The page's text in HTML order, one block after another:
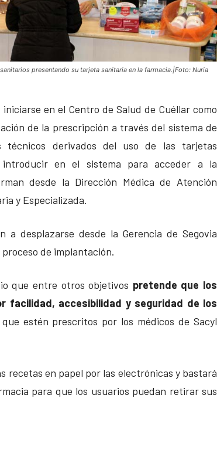
presentando su tarjeta sanitaria en la farmacia.|Foto: Nuria
en el Centro de Salud de Cuéllar como
de la prescripción a través del sistema de
técnicos derivados del uso de las tarjetas
en el sistema para acceder a la
desde la Dirección Médica de Atención
y Especializada.
a desplazarse desde la Gerencia de Segovia
de implantación.
que entre otros objetivos pretende que los
facilidad, accesibilidad y seguridad de los
que estén prescritos por los médicos de Sacyl
recetas en papel por las electrónicas y bastará
para que los usuarios puedan retirar sus